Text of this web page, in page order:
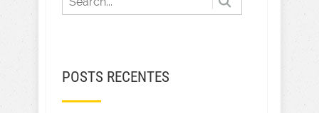
POSTS RECENTES